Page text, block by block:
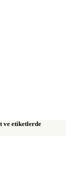
ve etiketlerde